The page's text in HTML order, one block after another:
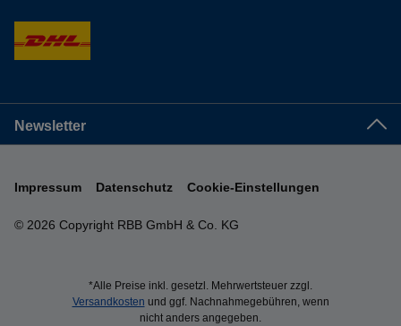
Newsletter
© 2026 Copyright RBB GmbH & Co. KG
Impressum Datenschutz Cookie-Einstellungen
*Alle Preise inkl. gesetzl. Mehrwertsteuer zzgl.
Versandkosten und ggf. Nachnahmegebühren, wenn
nicht anders angegeben.